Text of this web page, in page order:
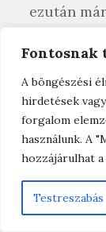
Fontosnak
A böngészési
hirdetések
forgalom
használunk. A
hozzájárulhat
Testreszabás
ezután
(2) Az (1)
fogyasztó
javítás